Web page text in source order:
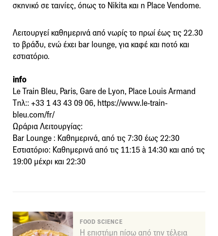
σκηνικό σε ταινίες, όπως το Νikita και η Place Vendome.
Λειτουργεί καθημερινά από νωρίς το πρωί έως τις 22.30
το βράδυ, ενώ έχει bar lounge, για καφέ και ποτό και
εστιατόριο.
info
Le Train Bleu, Paris, Gare de Lyon, Place Louis Armand
Tηλ:: +33 1 43 43 09 06, https://www.le-train-
bleu.com/fr/
Ωράρια Λειτουργίας:
Bar Lounge : Καθημερινά, από τις 7:30 έως 22:30
Εστιατόριο: Καθημερινά από τις 11:15 à 14:30 και από τις
19:00 μέχρι και 22:30
FOOD SCIENCE
Η επιστήμη πίσω από την τέλεια